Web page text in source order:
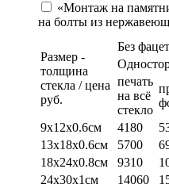
«Монтаж на
на болты из
Размер -
толщина
стекла / цена
руб.
Без
печать
на всё
стекло
9х12х0.6см
4180
13х18х0.6см
5700
18х24х0.8см
9310
24х30х1см
14060